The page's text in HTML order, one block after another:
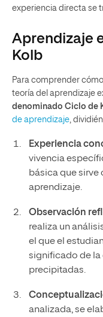
experiencia directa se
Aprendizaje
Kolb
Para comprender
teoría del aprendizaje
denominado Ciclo de
de aprendizaje ,
Experiencia
vivencia
básica que sirve
aprendizaje.
Observación
realiza un
el que el
significado de la
precipitadas.
analizada, se